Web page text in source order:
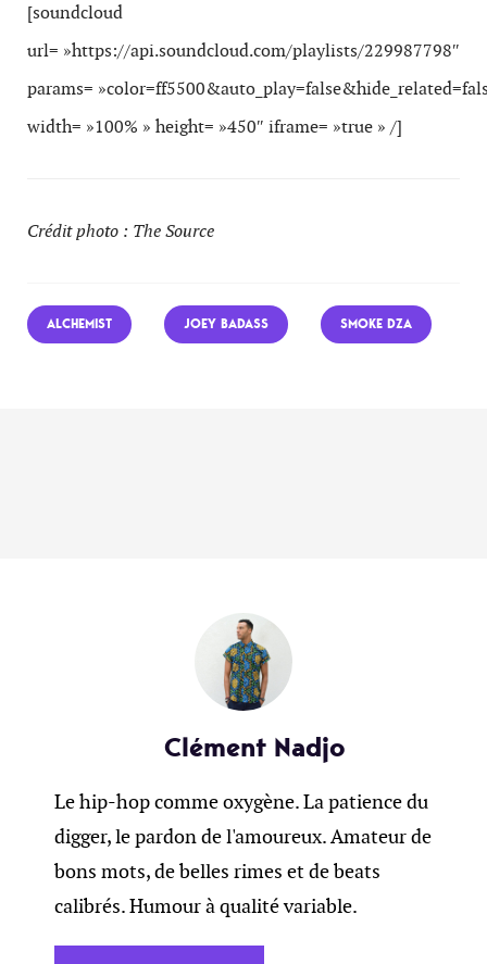
[soundcloud
url= »https://api.soundcloud.com/playlists/229987798″
params=
width= »100% » height= »450″ iframe= »true » /]
Crédit photo : The Source
ALCHEMIST JOEY BADASS SMOKE DZA
Clément Nadjo
Le hip-hop comme oxygène. La patience du
digger, le pardon de l'amoureux. Amateur de
bons mots, de belles rimes et de beats
calibrés. Humour à qualité variable.